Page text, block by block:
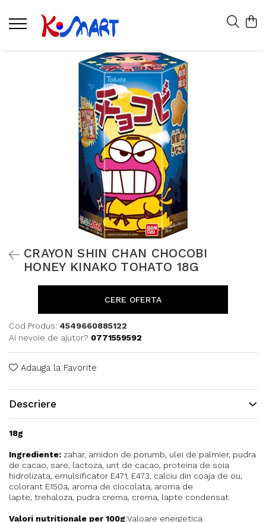
CRAYON SHIN CHAN CHOCOBI
HONEY KINAKO TOHATO 18G
CERE OFERTA
Cod Produs: 4549660885122
Ai nevoie de ajutor? 0771559592
Adauga la Favorite
Descriere
18g
Ingrediente: zahar, amidon de porumb, ulei de palmier, pudra
de cacao, sare, lactoza, unt de cacao, proteina de soia
hidrolizata, emulsificator E471, E473, calciu din coaja de ou,
colorant E150a, aroma de ciocolata, aroma de
lapte, trehaloza, pudra crema, crema, lapte condensat
Valori nutritionale per 100g:Valoare energetica